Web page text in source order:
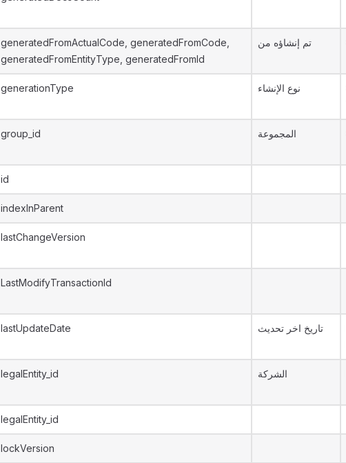
generatedFromActualCode, generatedFromCode,
generatedFromEntityType, generatedFromId
تم إنشاؤه من
generationType نوع الإنشاء
group_id المجموعة
id
indexInParent
lastChangeVersion
LastModifyTransactionId
lastUpdateDate تاريخ اخر تحديث
legalEntity_id الشركة
legalEntity_id
lockVersion